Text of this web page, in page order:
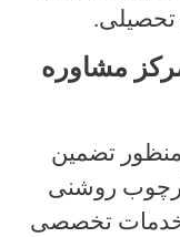
تحصیلی.
مشاوره
تضمین
روشنی
خدمات تخصصی